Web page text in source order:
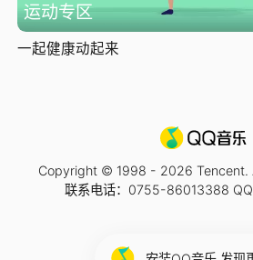
运动专区
一起健康动起来
Copyright © 1998 - 2026 Tencent.
联系电话：0755-86013388